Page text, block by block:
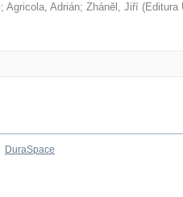
; Agricola, Adrián; Zháněl, Jiří (Editura
DuraSpace